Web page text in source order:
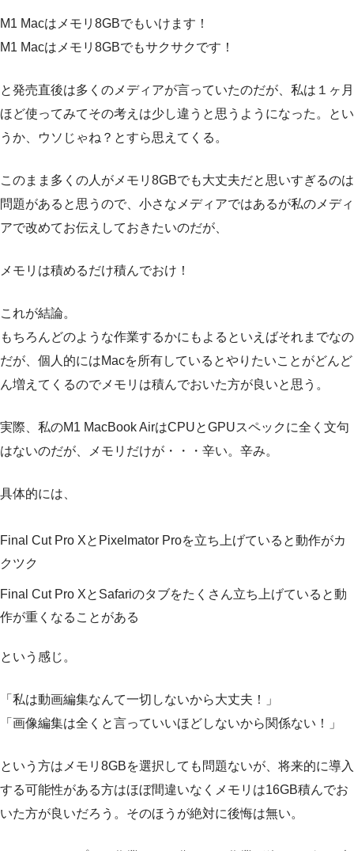
M1 Macはメモリ8GBでもいけます！
M1 Macはメモリ8GBでもサクサクです！
と発売直後は多くのメディアが言っていたのだが、私は１ヶ月
ほど使ってみてその考えは少し違うと思うようになった。とい
うか、ウソじゃね？とすら思えてくる。
このまま多くの人がメモリ8GBでも大丈夫だと思いすぎるのは
問題があると思うので、小さなメディアではあるが私のメディ
アで改めてお伝えしておきたいのだが、
メモリは積めるだけ積んでおけ！
これが結論。
もちろんどのような作業するかにもよるといえばそれまでなの
だが、個人的にはMacを所有しているとやりたいことがどんど
ん増えてくるのでメモリは積んでおいた方が良いと思う。
実際、私のM1 MacBook AirはCPUとGPUスペックに全く文句
はないのだが、メモリだけが・・・辛い。辛み。
具体的には、
Final Cut Pro XとPixelmator Proを立ち上げていると動作がカ
クツク
Final Cut Pro XとSafariのタブをたくさん立ち上げていると動
作が重くなることがある
という感じ。
「私は動画編集なんて一切しないから大丈夫！」
「画像編集は全くと言っていいほどしないから関係ない！」
という方はメモリ8GBを選択しても問題ないが、将来的に導入
する可能性がある方はほぼ間違いなくメモリは16GB積んでお
いた方が良いだろう。そのほうが絶対に後悔は無い。